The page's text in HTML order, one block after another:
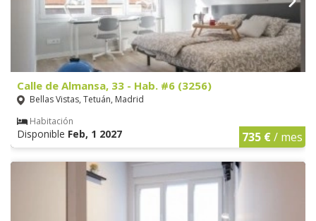
Calle de Almansa, 33 - Hab. #6 (3256)
Bellas Vistas, Tetuán, Madrid
Habitación
Disponible Feb, 1 2027 735 €/ mes